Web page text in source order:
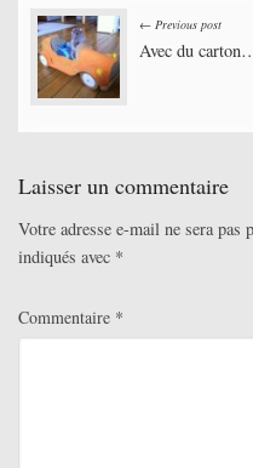
Post ← Previous post
Avec du
Laisser un commentaire
Votre adresse e-mail ne sera pas
indiqués avec *
Commentaire *